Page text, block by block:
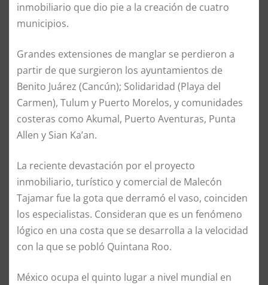
inmobiliario que dio pie a la creación de cuatro
municipios.
Grandes extensiones de manglar se perdieron a
partir de que surgieron los ayuntamientos de
Benito Juárez (Cancún); Solidaridad (Playa del
Carmen), Tulum y Puerto Morelos, y comunidades
costeras como Akumal, Puerto Aventuras, Punta
Allen y Sian Ka’an.
La reciente devastación por el proyecto
inmobiliario, turístico y comercial de Malecón
Tajamar fue la gota que derramó el vaso, coinciden
los especialistas. Consideran que es un fenómeno
lógico en una costa que se desarrolla a la velocidad
con la que se pobló Quintana Roo.
México ocupa el quinto lugar a nivel mundial en